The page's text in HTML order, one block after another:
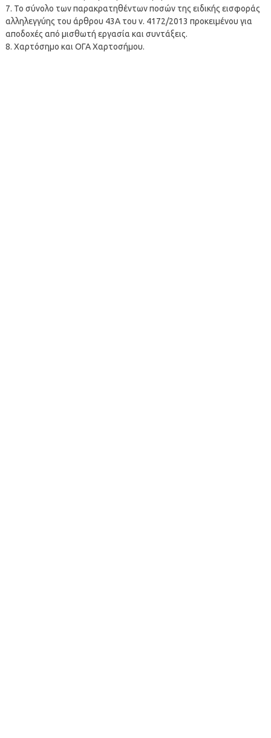
7. Το σύνολο των παρακρατηθέντων ποσών της ειδικής εισφοράς
αλληλεγγύης του άρθρου 43Α του ν. 4172/2013 προκειμένου για
αποδοχές από μισθωτή εργασία και συντάξεις.
8. Χαρτόσημο και ΟΓΑ Χαρτοσήμου.